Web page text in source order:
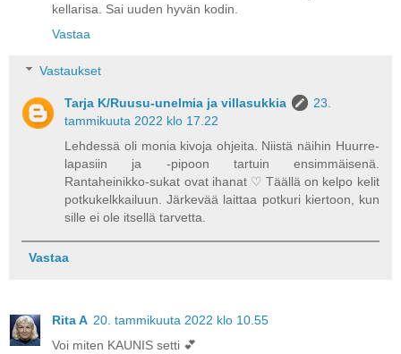
kellarisa. Sai uuden hyvän kodin.
Vastaa
Vastaukset
Tarja K/Ruusu-unelmia ja villasukkia
23.
tammikuuta 2022 klo 17.22
Lehdessä oli monia kivoja ohjeita. Niistä näihin Huurre-
lapasiin ja -pipoon tartuin ensimmäisenä.
Rantaheinikko-sukat ovat ihanat ♡ Täällä on kelpo kelit
potkukelkkailuun. Järkevää laittaa potkuri kiertoon, kun
sille ei ole itsellä tarvetta.
Vastaa
Rita A 20. tammikuuta 2022 klo 10.55
Voi miten KAUNIS setti 💕